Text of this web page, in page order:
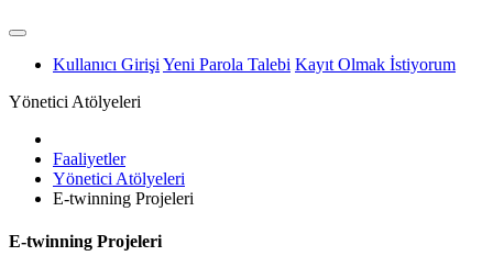
Kullanıcı Girişi Yeni Parola Talebi Kayıt Olmak İstiyorum
Yönetici Atölyeleri
Faaliyetler
Yönetici Atölyeleri
E-twinning Projeleri
E-twinning Projeleri